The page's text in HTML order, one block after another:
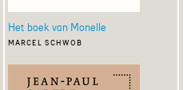
Het boek van Monelle
marcel schwob